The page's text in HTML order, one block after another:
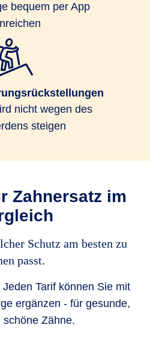
bequem per App
nicht wegen des
steigen
Zahnersatz im
Schutz am besten zu
passt.
Tarif können Sie mit
ergänzen - für gesunde,
schöne Zähne.